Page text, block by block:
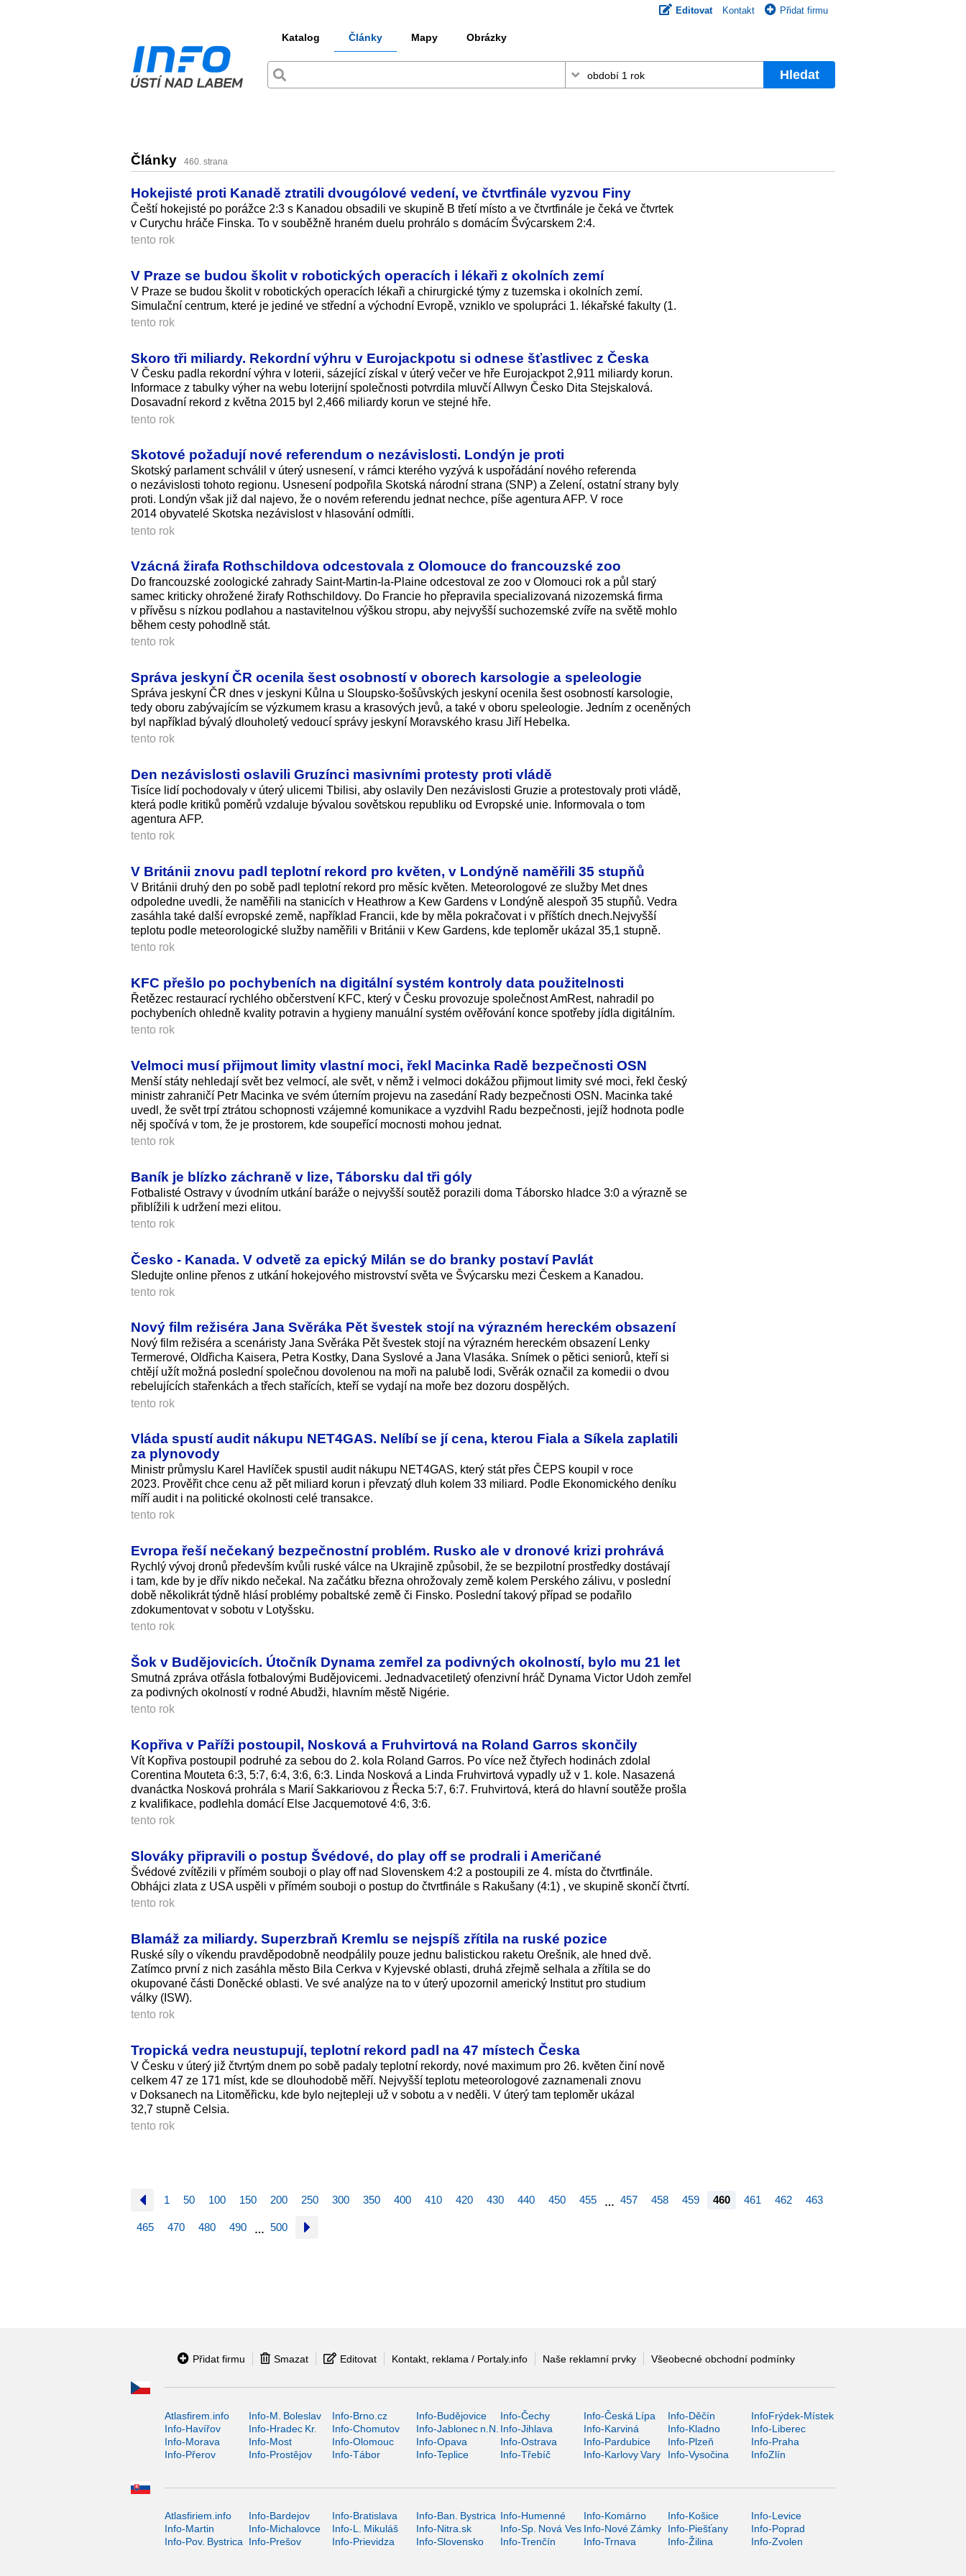
Editovat Kontakt Přidat firmu
Katalog Články Mapy Obrázky
Hledat
Články 460. strana
Hokejisté proti Kanadě ztratili dvougólové vedení, ve čtvrtfinále vyzvou Finy
Čeští hokejisté po porážce 2:3 s Kanadou obsadili ve skupině B třetí místo a ve čtvrtfinále je čeká ve čtvrtek
v Curychu hráče Finska. To v souběžně hraném duelu prohrálo s domácím Švýcarskem 2:4.
tento rok
V Praze se budou školit v robotických operacích i lékaři z okolních zemí
V Praze se budou školit v robotických operacích lékaři a chirurgické týmy z tuzemska i okolních zemí.
Simulační centrum, které je jediné ve střední a východní Evropě, vzniklo ve spolupráci 1. lékařské fakulty (1.
tento rok
Skoro tři miliardy. Rekordní výhru v Eurojackpotu si odnese šťastlivec z Česka
V Česku padla rekordní výhra v loterii, sázející získal v úterý večer ve hře Eurojackpot 2,911 miliardy korun.
Informace z tabulky výher na webu loterijní společnosti potvrdila mluvčí Allwyn Česko Dita Stejskalová.
Dosavadní rekord z května 2015 byl 2,466 miliardy korun ve stejné hře.
tento rok
Skotové požadují nové referendum o nezávislosti. Londýn je proti
Skotský parlament schválil v úterý usnesení, v rámci kterého vyzývá k uspořádání nového referenda
o nezávislosti tohoto regionu. Usnesení podpořila Skotská národní strana (SNP) a Zelení, ostatní strany byly
proti. Londýn však již dal najevo, že o novém referendu jednat nechce, píše agentura AFP. V roce
2014 obyvatelé Skotska nezávislost v hlasování odmítli.
tento rok
Vzácná žirafa Rothschildova odcestovala z Olomouce do francouzské zoo
Do francouzské zoologické zahrady Saint-Martin-la-Plaine odcestoval ze zoo v Olomouci rok a půl starý
samec kriticky ohrožené žirafy Rothschildovy. Do Francie ho přepravila specializovaná nizozemská firma
v přívěsu s nízkou podlahou a nastavitelnou výškou stropu, aby nejvyšší suchozemské zvíře na světě mohlo
během cesty pohodlně stát.
tento rok
Správa jeskyní ČR ocenila šest osobností v oborech karsologie a speleologie
Správa jeskyní ČR dnes v jeskyni Kůlna u Sloupsko-šošůvských jeskyní ocenila šest osobností karsologie,
tedy oboru zabývajícím se výzkumem krasu a krasových jevů, a také v oboru speleologie. Jedním z oceněných
byl například bývalý dlouholetý vedoucí správy jeskyní Moravského krasu Jiří Hebelka.
tento rok
Den nezávislosti oslavili Gruzínci masivními protesty proti vládě
Tisíce lidí pochodovaly v úterý ulicemi Tbilisi, aby oslavily Den nezávislosti Gruzie a protestovaly proti vládě,
která podle kritiků poměrů vzdaluje bývalou sovětskou republiku od Evropské unie. Informovala o tom
agentura AFP.
tento rok
V Británii znovu padl teplotní rekord pro květen, v Londýně naměřili 35 stupňů
V Británii druhý den po sobě padl teplotní rekord pro měsíc květen. Meteorologové ze služby Met dnes
odpoledne uvedli, že naměřili na stanicích v Heathrow a Kew Gardens v Londýně alespoň 35 stupňů. Vedra
zasáhla také další evropské země, například Francii, kde by měla pokračovat i v příštích dnech.Nejvyšší
teplotu podle meteorologické služby naměřili v Británii v Kew Gardens, kde teploměr ukázal 35,1 stupně.
tento rok
KFC přešlo po pochybeních na digitální systém kontroly data použitelnosti
Řetězec restaurací rychlého občerstvení KFC, který v Česku provozuje společnost AmRest, nahradil po
pochybeních ohledně kvality potravin a hygieny manuální systém ověřování konce spotřeby jídla digitálním.
tento rok
Velmoci musí přijmout limity vlastní moci, řekl Macinka Radě bezpečnosti OSN
Menší státy nehledají svět bez velmocí, ale svět, v němž i velmoci dokážou přijmout limity své moci, řekl český
ministr zahraničí Petr Macinka ve svém úterním projevu na zasedání Rady bezpečnosti OSN. Macinka také
uvedl, že svět trpí ztrátou schopnosti vzájemné komunikace a vyzdvihl Radu bezpečnosti, jejíž hodnota podle
něj spočívá v tom, že je prostorem, kde soupeřící mocnosti mohou jednat.
tento rok
Baník je blízko záchraně v lize, Táborsku dal tři góly
Fotbalisté Ostravy v úvodním utkání baráže o nejvyšší soutěž porazili doma Táborsko hladce 3:0 a výrazně se
přiblížili k udržení mezi elitou.
tento rok
Česko - Kanada. V odvetě za epický Milán se do branky postaví Pavlát
Sledujte online přenos z utkání hokejového mistrovství světa ve Švýcarsku mezi Českem a Kanadou.
tento rok
Nový film režiséra Jana Svěráka Pět švestek stojí na výrazném hereckém obsazení
Nový film režiséra a scenáristy Jana Svěráka Pět švestek stojí na výrazném hereckém obsazení Lenky
Termerové, Oldřicha Kaisera, Petra Kostky, Dana Syslové a Jana Vlasáka. Snímek o pětici seniorů, kteří si
chtějí užít možná poslední společnou dovolenou na moři na palubě lodi, Svěrák označil za komedii o dvou
rebelujících stařenkách a třech stařících, kteří se vydají na moře bez dozoru dospělých.
tento rok
Vláda spustí audit nákupu NET4GAS. Nelíbí se jí cena, kterou Fiala a Síkela zaplatili
za plynovody
Ministr průmyslu Karel Havlíček spustil audit nákupu NET4GAS, který stát přes ČEPS koupil v roce
2023. Prověřit chce cenu až pět miliard korun i převzatý dluh kolem 33 miliard. Podle Ekonomického deníku
míří audit i na politické okolnosti celé transakce.
tento rok
Evropa řeší nečekaný bezpečnostní problém. Rusko ale v dronové krizi prohrává
Rychlý vývoj dronů především kvůli ruské válce na Ukrajině způsobil, že se bezpilotní prostředky dostávají
i tam, kde by je dřív nikdo nečekal. Na začátku března ohrožovaly země kolem Perského zálivu, v poslední
době několikrát týdně hlásí problémy pobaltské země či Finsko. Poslední takový případ se podařilo
zdokumentovat v sobotu v Lotyšsku.
tento rok
Šok v Budějovicích. Útočník Dynama zemřel za podivných okolností, bylo mu 21 let
Smutná zpráva otřásla fotbalovými Budějovicemi. Jednadvacetiletý ofenzivní hráč Dynama Victor Udoh zemřel
za podivných okolností v rodné Abudži, hlavním městě Nigérie.
tento rok
Kopřiva v Paříži postoupil, Nosková a Fruhvirtová na Roland Garros skončily
Vít Kopřiva postoupil podruhé za sebou do 2. kola Roland Garros. Po více než čtyřech hodinách zdolal
Corentina Mouteta 6:3, 5:7, 6:4, 3:6, 6:3. Linda Nosková a Linda Fruhvirtová vypadly už v 1. kole. Nasazená
dvanáctka Nosková prohrála s Marií Sakkariovou z Řecka 5:7, 6:7. Fruhvirtová, která do hlavní soutěže prošla
z kvalifikace, podlehla domácí Else Jacquemotové 4:6, 3:6.
tento rok
Slováky připravili o postup Švédové, do play off se prodrali i Američané
Švédové zvítězili v přímém souboji o play off nad Slovenskem 4:2 a postoupili ze 4. místa do čtvrtfinále.
Obhájci zlata z USA uspěli v přímém souboji o postup do čtvrtfinále s Rakušany (4:1) , ve skupině skončí čtvrtí.
tento rok
Blamáž za miliardy. Superzbraň Kremlu se nejspíš zřítila na ruské pozice
Ruské síly o víkendu pravděpodobně neodpálily pouze jednu balistickou raketu Orešnik, ale hned dvě.
Zatímco první z nich zasáhla město Bila Cerkva v Kyjevské oblasti, druhá zřejmě selhala a zřítila se do
okupované části Doněcké oblasti. Ve své analýze na to v úterý upozornil americký Institut pro studium
války (ISW).
tento rok
Tropická vedra neustupují, teplotní rekord padl na 47 místech Česka
V Česku v úterý již čtvrtým dnem po sobě padaly teplotní rekordy, nové maximum pro 26. květen činí nově
celkem 47 ze 171 míst, kde se dlouhodobě měří. Nejvyšší teplotu meteorologové zaznamenali znovu
v Doksanech na Litoměřicku, kde bylo nejtepleji už v sobotu a v neděli. V úterý tam teploměr ukázal
32,7 stupně Celsia.
tento rok
1 50 100 150 200 250 300 350 400 410 420 430 440 450 455 … 457 458 459 460 461 462 463
465 470 480 490 … 500
Přidat firmu Smazat Editovat Kontakt, reklama / Portaly.info Naše reklamní prvky Všeobecné obchodní podmínky
Atlasfirem.info Info-M. Boleslav Info-Brno.cz Info-Budějovice Info-Čechy Info-Česká Lípa Info-Děčín
InfoFrýdek-Místek
Info-Havířov
Info-Hradec Kr. Info-Chomutov Info-Jablonec n.N. Info-Jihlava Info-Karviná Info-Kladno
Info-Liberec
Info-Morava
Info-Most Info-Olomouc Info-Opava Info-Ostrava Info-Pardubice Info-Plzeň
Info-Praha
Info-Přerov
Info-Prostějov Info-Tábor Info-Teplice Info-Třebíč Info-Karlovy Vary Info-Vysočina InfoZlín
Atlasfiriem.info Info-Bardejov Info-Bratislava Info-Ban. Bystrica Info-Humenné Info-Komárno Info-Košice
Info-Levice
Info-Martin
Info-Michalovce Info-L. Mikuláš Info-Nitra.sk Info-Sp. Nová Ves Info-Nové Zámky Info-Piešťany
Info-Poprad
Info-Pov. Bystrica Info-Prešov Info-Prievidza Info-Slovensko Info-Trenčín Info-Trnava Info-Žilina Info-Zvolen